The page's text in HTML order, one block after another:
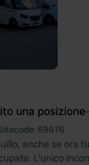
una posizione
69676
anche se ora
L'unico